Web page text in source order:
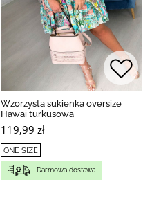
Wzorzysta sukienka oversize
Hawai turkusowa
119,99 zł
ONE SIZE
Darmowa dostawa